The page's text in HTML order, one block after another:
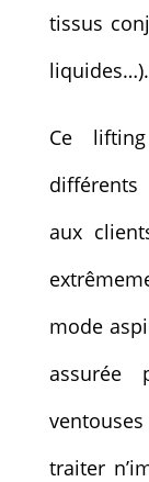
tissus
liquides…).
Ce
aux
mode
assurée
traiter